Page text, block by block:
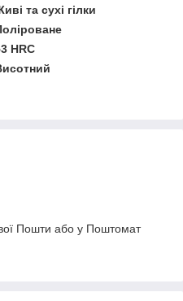
та сухі гілки
HRC
Пошти або у Поштомат